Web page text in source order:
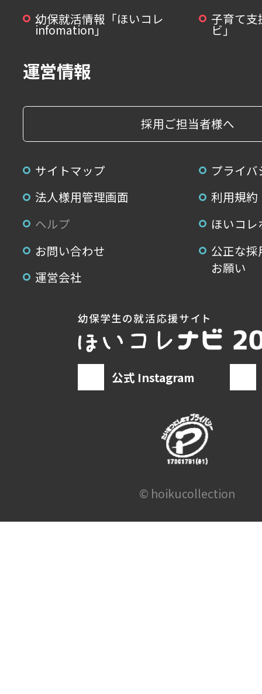
幼保就活情報「ほいコレ
infomation」
子育て支
ビ」
運営情報
採用ご担当者様へ
サイトマップ
プライ
法人様用管理画面
利用規約
ヘルプ
ほいコ
お問い合わせ
公正な
お願い
運営会社
公式 Instagram
© hoikucollection